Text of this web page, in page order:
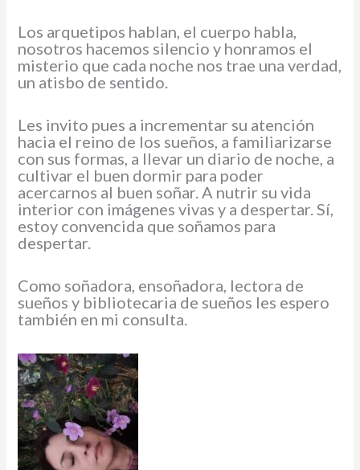
Los arquetipos hablan, el cuerpo habla,
nosotros hacemos silencio y honramos el
misterio que cada noche nos trae una verdad,
un atisbo de sentido.
Les invito pues a incrementar su atención
hacia el reino de los sueños, a familiarizarse
con sus formas, a llevar un diario de noche, a
cultivar el buen dormir para poder
acercarnos al buen soñar. A nutrir su vida
interior con imágenes vivas y a despertar. Sí,
estoy convencida que soñamos para
despertar.
Como soñadora, ensoñadora, lectora de
sueños y bibliotecaria de sueños les espero
también en mi consulta.